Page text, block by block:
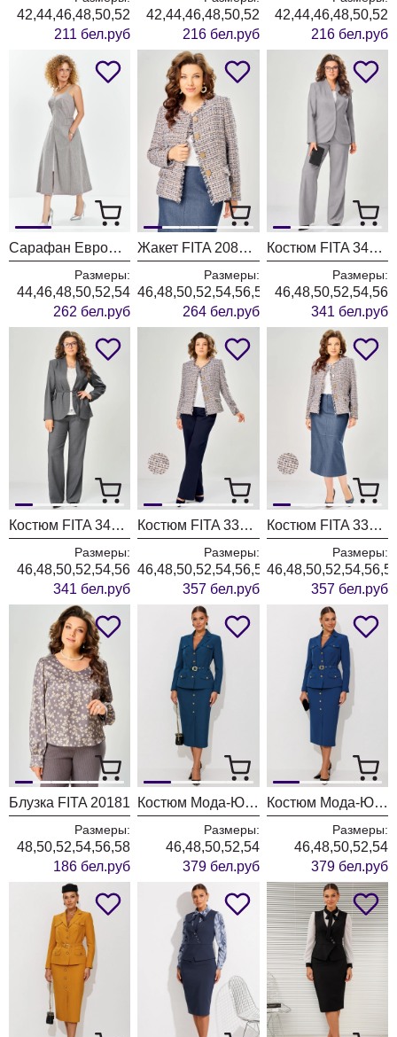
42,44,46,48,50,52
211 бел.руб
42,44,46,48,50,52
216 бел.руб
42,44,46,48,50,52
216 бел.руб
Сарафан ЕвроМода 741 серый + розовая полоска
Размеры:
44,46,48,50,52,54
262 бел.руб
Жакет FITA 20803 бежевый + деним
Размеры:
46,48,50,52,54,56,58,60,62
264 бел.руб
Костюм FITA 3402 серо-бежевый
Размеры:
46,48,50,52,54,56
341 бел.руб
Костюм FITA 3401 графитовый
Размеры:
46,48,50,52,54,56
341 бел.руб
Костюм FITA 3362 сине-бежевый
Размеры:
46,48,50,52,54,56,58,60,62
357 бел.руб
Костюм FITA 3361 бежевый + деним
Размеры:
357 бел.руб
Блузка FITA 20181
Размеры:
48,50,52,54,56,58
186 бел.руб
Костюм Мода-Юрс 26-2935 темная бирюза
Размеры:
46,48,50,52,54
379 бел.руб
Костюм Мода-Юрс 26-2935 синий
Размеры:
46,48,50,52,54
379 бел.руб